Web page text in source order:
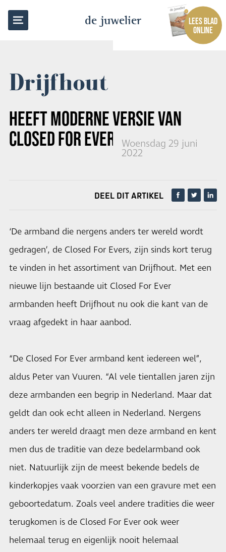
de juwelier
LEES BLAD
ONLINE
Drijfhout
HEEFT MODERNE VERSIE VAN
CLOSED FOR EVER ARMBANDEN
Woensdag 29 juni
2022
TERUG NAAR OVERZICHT
DEEL DIT ARTIKEL
‘De armband die nergens anders ter wereld wordt
gedragen’, de Closed For Evers, zijn sinds kort terug
te vinden in het assortiment van Drijfhout. Met een
nieuwe lijn bestaande uit Closed For Ever
armbanden heeft Drijfhout nu ook die kant van de
vraag afgedekt in haar aanbod.
“De Closed For Ever armband kent iedereen wel”,
aldus Peter van Vuuren. “Al vele tientallen jaren zijn
deze armbanden een begrip in Nederland. Maar dat
geldt dan ook echt alleen in Nederland. Nergens
anders ter wereld draagt men deze armband en kent
men dus de traditie van deze bedelarmband ook
niet. Natuurlijk zijn de meest bekende bedels de
kinderkopjes vaak voorzien van een gravure met een
geboortedatum. Zoals veel andere tradities die weer
terugkomen is de Closed For Ever ook weer
helemaal terug en eigenlijk nooit helemaal